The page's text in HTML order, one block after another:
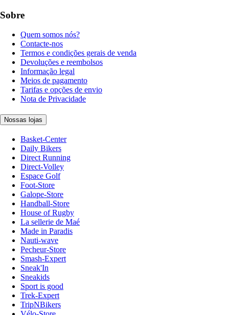
Sobre
Quem somos nós?
Contacte-nos
Termos e condições gerais de venda
Devoluções e reembolsos
Informação legal
Meios de pagamento
Tarifas e opções de envio
Nota de Privacidade
Nossas lojas
Basket-Center
Daily Bikers
Direct Running
Direct-Volley
Espace Golf
Foot-Store
Galope-Store
Handball-Store
House of Rugby
La sellerie de Maé
Made in Paradis
Nauti-wave
Pecheur-Store
Smash-Expert
Sneak'In
Sneakids
Sport is good
Trek-Expert
TripNBikers